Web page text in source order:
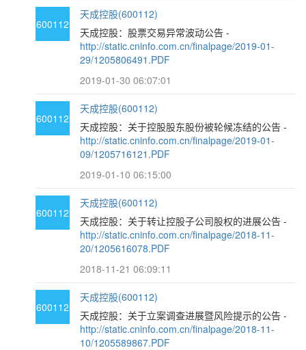
600112
天成控股(600112)
天成控股：股票交易异常波动公告 -
http://static.cninfo.com.cn/finalpage/2019-01-
29/1205806491.PDF
2019-01-30 06:07:01
600112
天成控股(600112)
天成控股：关于控股股东股份被轮候冻结的公告 -
http://static.cninfo.com.cn/finalpage/2019-01-
09/1205716121.PDF
2019-01-10 06:15:00
600112
天成控股(600112)
天成控股：关于转让控股子公司股权的进展公告 -
http://static.cninfo.com.cn/finalpage/2018-11-
20/1205616078.PDF
2018-11-21 06:09:11
600112
天成控股(600112)
天成控股：关于立案调查进展暨风险提示的公告 -
http://static.cninfo.com.cn/finalpage/2018-11-
10/1205589867.PDF